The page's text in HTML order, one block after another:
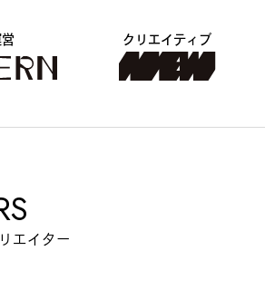
クリエイティブ
エイター